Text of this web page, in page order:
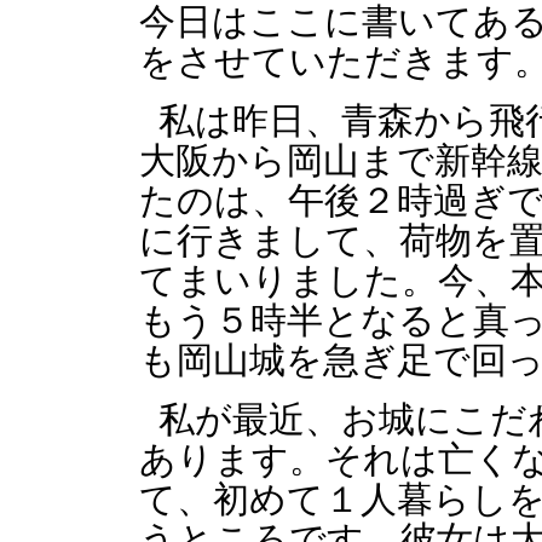
今日はここに書いてあ
をさせていただきます
私は昨日、青森から
大阪から岡山まで新幹
たのは、午後２時過ぎ
に行きまして、荷物を
てまいりました。今、
もう５時半となると真
も岡山城を急ぎ足で回
私が最近、お城にこ
あります。それは亡く
て、初めて１人暮らし